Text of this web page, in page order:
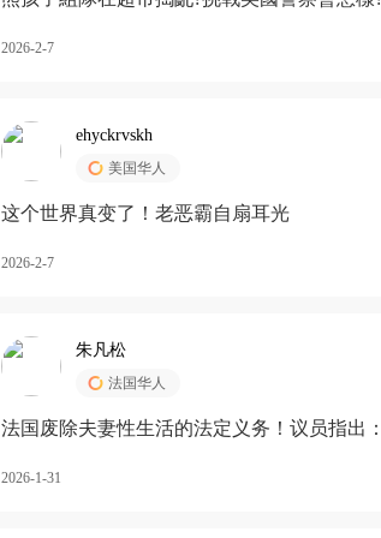
2026-2-7
ehyckrvskh
美国华人
这个世界真变了！老恶霸自扇耳光
2026-2-7
朱凡松
法国华人
法国废除夫妻性生活的法定义务！议员指出
2026-1-31